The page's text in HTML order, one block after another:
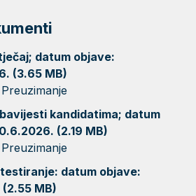
datum objave:
(3.65 MB)
Preuzimanje
kandidatima; datum
(2.19 MB)
Preuzimanje
datum objave:
(2.55 MB)